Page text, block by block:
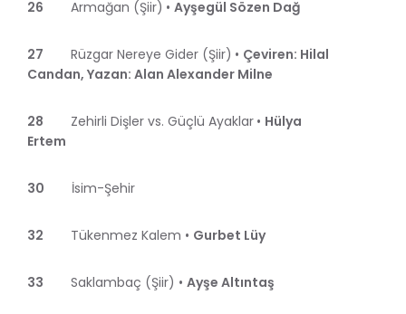
26 Armağan (Şiir) • Ayşegül Sözen Dağ
27 Rüzgar Nereye Gider (Şiir) • Çeviren: Hilal
Candan, Yazan: Alan Alexander Milne
28 Zehirli Dişler vs. Güçlü Ayaklar • Hülya
Ertem
30 İsim-Şehir
32 Tükenmez Kalem • Gurbet Lüy
33 Saklambaç (Şiir) • Ayşe Altıntaş